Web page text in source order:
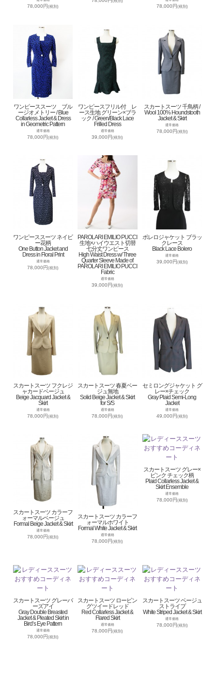
78,000円(税別) 78,000円(税別)
ワンピーススーツ ブル
ージオメトリー / Blue
Collarless Jacket & Dress
in Geometric Pattern
通常価格
78,000円(税別)
ワンピースフリル付 レ
ース生地 グリーン×ブラ
ック / Green/Black Lace
Frilled Dress
通常価格
39,000円(税別)
スカートスーツ 千鳥柄 /
Wool 100% Houndstooth
Jacket & Skirt
通常価格
78,000円(税別)
ワンピーススーツ ネイビ
ー花柄
One Button Jacket and
Dress in Floral Print
通常価格
78,000円(税別)
PAROLARI EMILIO PUCCI
生地×ハイウエスト切替
七分丈ワンピース
High Waist Dress w/ Three
Quarter Sleeve Made of
PAROLARI EMILIO PUCCI
Fabric
通常価格
39,000円(税別)
ボレロジャケット ブラッ
クレース
Black Lace Bolero
通常価格
39,000円(税別)
スカートスーツ フクレジ
ャカードベージュ
Beige Jacquard Jacket &
Skirt
通常価格
78,000円(税別)
スカートスーツ 春夏ベー
ジュ無地
Solid Beige Jacket & Skirt
for S/S
通常価格
78,000円(税別)
セミロングジャケット グ
レー×チェック
Gray Plaid Semi-Long
Jacket
通常価格
49,000円(税別)
スカートスーツ カラーフ
ォーマルベージュ
Formal Beige Jacket & Skirt
通常価格
78,000円(税別)
スカートスーツ カラーフ
ォーマルホワイト
Formal White Jacket & Skirt
通常価格
78,000円(税別)
スカートスーツ グレー×
ピンク チェック柄
Plaid Collarless Jacket &
Skirt Ensemble
通常価格
78,000円(税別)
スカートスーツ グレーバ
ーズアイ
Gray Double Breasted
Jacket & Pleated Skirt in
Bird’s Eye Pattern
通常価格
78,000円(税別)
スカートスーツ ロービン
グツイードレッド
Red Collarless Jacket &
Flared Skirt
通常価格
78,000円(税別)
スカートスーツ ベージュ
ストライプ
White Striped Jacket & Skirt
通常価格
78,000円(税別)